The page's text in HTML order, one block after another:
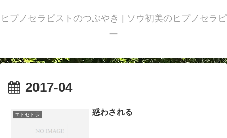
ヒプノセラピストのつぶやき | ソウ初美のヒプノセラピ
ー
2017-04
エトセトラ 惑わされる